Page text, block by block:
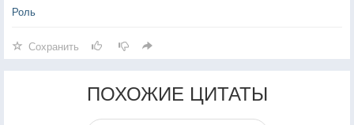
Роль
Сохранить
ПОХОЖИЕ ЦИТАТЫ